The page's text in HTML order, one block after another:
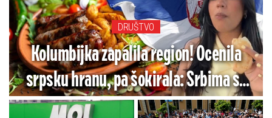
DRUŠTVO
Kolumbijka zapalila region! Ocenila
srpsku hranu, pa šokirala: Srbima se
ovo neće baš dopasti (VIDEO)